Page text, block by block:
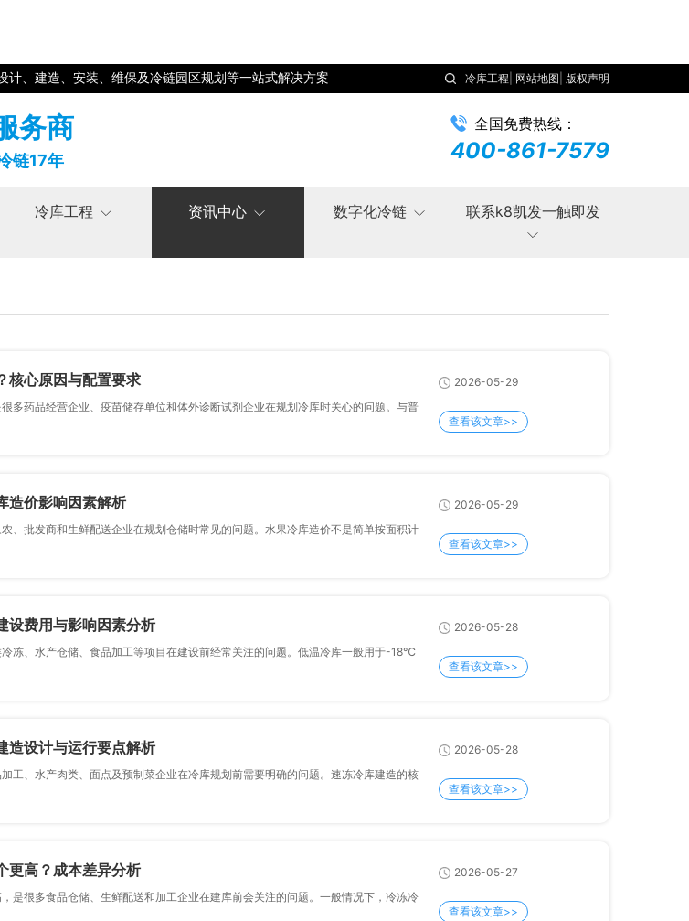
计、建造、安装、维保及冷链园区规划等一站式解决方案 冷库工程 网站地图 版权声明
务商
链17年
全国免费热线：
400-861-7579
冷库工程 资讯中心 数字化冷链 联系k8凯发一触即发
核心原因与配置要求
药品经营企业、疫苗储存单位和体外诊断试剂企业在规划冷库时关心的问题。与普
2026-05-29
查看该文章>>
造价影响因素解析
农、批发商和生鲜配送企业在规划仓储时常见的问题。水果冷库造价不是简单按面积计
2026-05-29
查看该文章>>
设费用与影响因素分析
冻、水产仓储、食品加工等项目在建设前经常关注的问题。低温冷库一般用于-18℃
2026-05-28
查看该文章>>
造设计与运行要点解析
加工、水产肉类、面点及预制菜企业在冷库规划前需要明确的问题。速冻冷库建造的核
2026-05-28
查看该文章>>
更高？成本差异分析
是很多食品仓储、生鲜配送和加工企业在建库前会关注的问题。一般情况下，冷冻冷
2026-05-27
查看该文章>>